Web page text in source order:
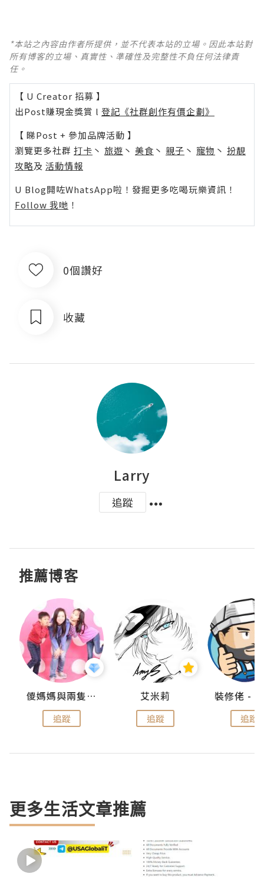
*本站之內容由作者所提供，並不代表本站的立場。因此本站對
所有博客的立場、真實性、準確性及完整性不負任何法律責
任。
【 U Creator 招募 】
出Post賺現金獎賞 l 登記《社群創作有價企劃》
【 睇Post + 參加品牌活動 】
瀏覽更多社群 打卡 丶 旅遊 丶 美食 丶 親子 丶 寵物 丶 扮靚
攻略及 活動情報
U Blog開咗WhatsApp啦！發掘更多吃喝玩樂資訊！
Follow 我哋 ！
0個讚好
收藏
Larry
追蹤
推薦博客
儍媽媽與兩隻小魔怪之家
追蹤
艾米莉
追蹤 追蹤
更多生活文章推薦